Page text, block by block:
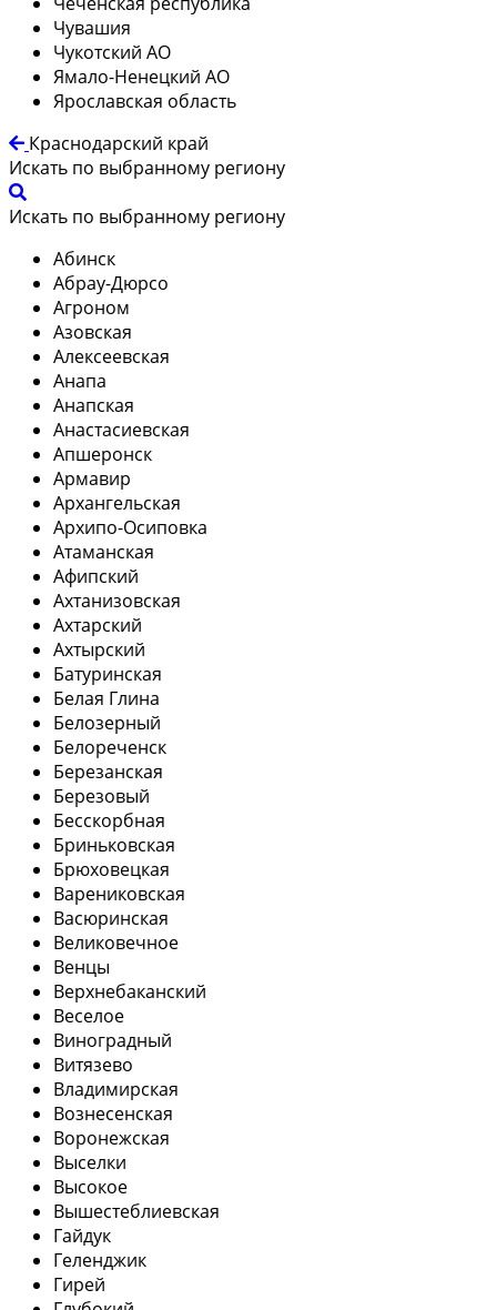
Чувашия
Чукотский АО
Ямало-Ненецкий АО
Ярославская область
Краснодарский край
Искать по выбранному региону
Искать по выбранному региону
Абинск
Абрау-Дюрсо
Агроном
Азовская
Алексеевская
Анапа
Анапская
Анастасиевская
Апшеронск
Армавир
Архангельская
Архипо-Осиповка
Атаманская
Афипский
Ахтанизовская
Ахтарский
Ахтырский
Батуринская
Белая Глина
Белозерный
Белореченск
Березанская
Березовый
Бесскорбная
Бриньковская
Брюховецкая
Варениковская
Васюринская
Великовечное
Венцы
Верхнебаканский
Веселое
Виноградный
Витязево
Владимирская
Вознесенская
Воронежская
Выселки
Высокое
Вышестеблиевская
Гайдук
Геленджик
Гирей